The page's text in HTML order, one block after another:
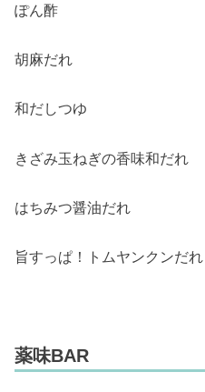
ぽん酢
胡麻だれ
和だしつゆ
きざみ玉ねぎの香味和だれ
はちみつ醤油だれ
旨すっぱ！トムヤンクンだれ
薬味BAR